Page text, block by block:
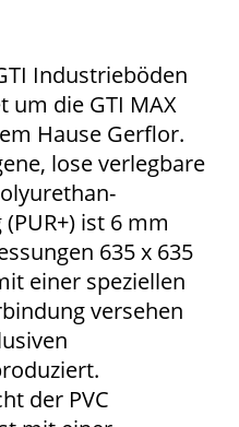
Industrieböden
um die GTI MAX
Hause Gerflor.
lose verlegbare
ist 6 mm
635 x 635
einer speziellen
versehen
der PVC